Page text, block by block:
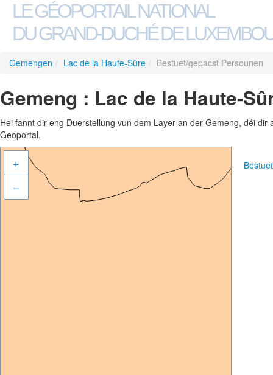
LE GÉOPORTAIL NATIONAL
DU GRAND-DUCHÉ DE
Gemengen / Lac de la Haute-Sûre / Bestuet/gepacst Persounen
Gemeng : Lac de la Haute-
Hei fannt dir eng Duerstellung vun dem Layer an der Gemeng, déi
Geoportal.
+
–